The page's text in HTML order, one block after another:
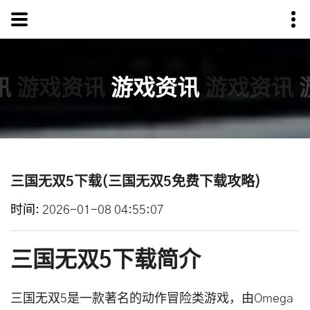
游戏资讯 游戏资讯 游戏资讯
三国无双5下载(三国无双5免费下载攻略)
时间 2026-01-08 04:55:07
三国无双5下载简介
三国无双5是一款著名的动作冒险类游戏，由Omega